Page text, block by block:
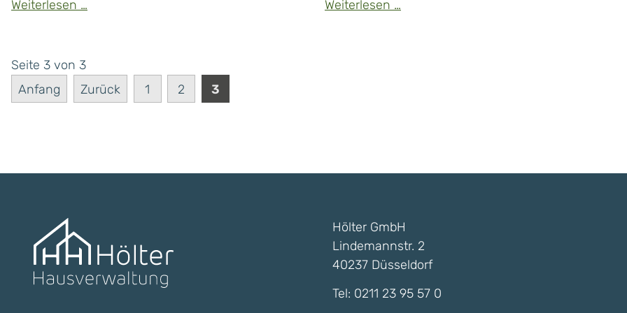
Weiterlesen …
Wanderratte
(Rattus
Weiterlesen …
Seite 3 von 3
Anfang
Zurück 1 2 3
Hölter GmbH
Lindemannstr. 2
40237 Düsseldorf
Tel: 0211 23 95 57 0